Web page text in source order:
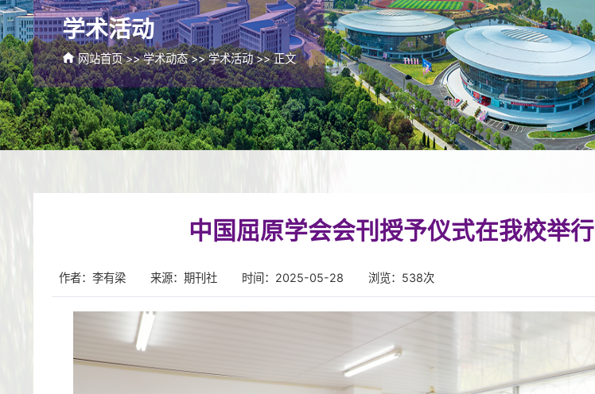
学术活动
网站首页>>学术动态>>学术活动>> 正文
中国屈原学会会刊授予仪式在我校举行
作者：李有梁 来源：期刊社 时间：2025-05-28 浏览： 538次